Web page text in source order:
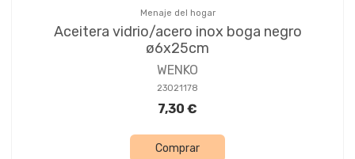
Menaje del hogar
Aceitera vidrio/acero inox boga negro
ø6x25cm
WENKO
23021178
7,30 €
Comprar